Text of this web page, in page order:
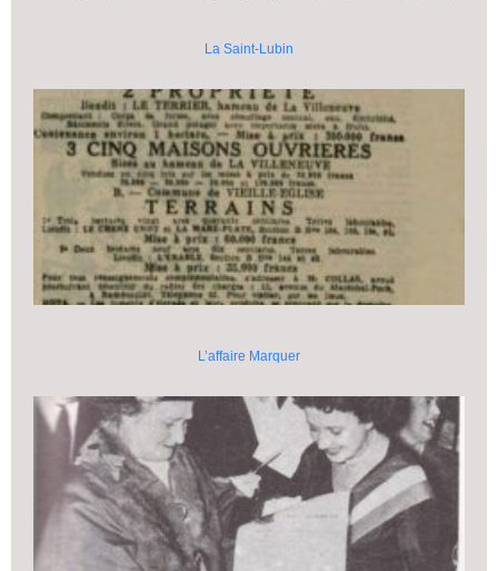
La Saint-Lubin
L’affaire Marquer